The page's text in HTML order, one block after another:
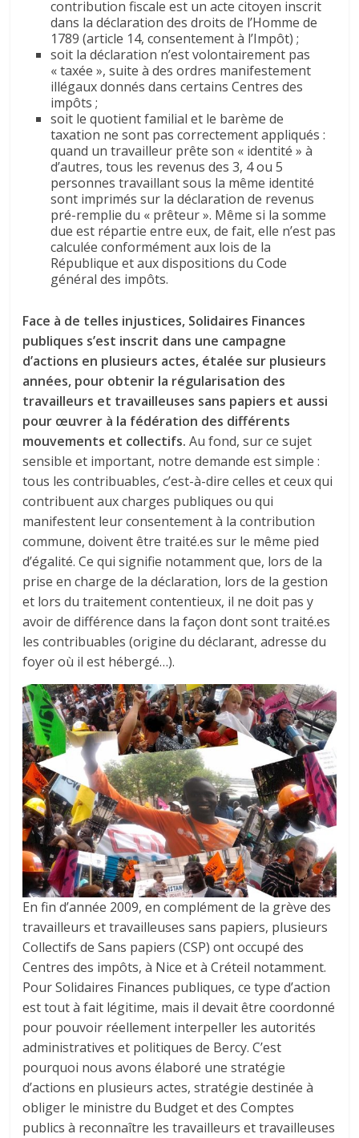
contribution fiscale est un acte citoyen inscrit
dans la déclaration des droits de l’Homme de
1789 (article 14, consentement à l’Impôt) ;
soit la déclaration n’est volontairement pas
« taxée », suite à des ordres manifestement
illégaux donnés dans certains Centres des
impôts ;
soit le quotient familial et le barème de
taxation ne sont pas correctement appliqués :
quand un travailleur prête son « identité » à
d’autres, tous les revenus des 3, 4 ou 5
personnes travaillant sous la même identité
sont imprimés sur la déclaration de revenus
pré-remplie du « prêteur ». Même si la somme
due est répartie entre eux, de fait, elle n’est pas
calculée conformément aux lois de la
République et aux dispositions du Code
général des impôts.
Face à de telles injustices, Solidaires Finances
publiques s’est inscrit dans une campagne
d’actions en plusieurs actes, étalée sur plusieurs
années, pour obtenir la régularisation des
travailleurs et travailleuses sans papiers et aussi
pour œuvrer à la fédération des différents
mouvements et collectifs. Au fond, sur ce sujet
sensible et important, notre demande est simple :
tous les contribuables, c’est-à-dire celles et ceux qui
contribuent aux charges publiques ou qui
manifestent leur consentement à la contribution
commune, doivent être traité.es sur le même pied
d’égalité. Ce qui signifie notamment que, lors de la
prise en charge de la déclaration, lors de la gestion
et lors du traitement contentieux, il ne doit pas y
avoir de différence dans la façon dont sont traité.es
les contribuables (origine du déclarant, adresse du
foyer où il est hébergé…).
En fin d’année 2009, en complément de la grève des
travailleurs et travailleuses sans papiers, plusieurs
Collectifs de Sans papiers (CSP) ont occupé des
Centres des impôts, à Nice et à Créteil notamment.
Pour Solidaires Finances publiques, ce type d’action
est tout à fait légitime, mais il devait être coordonné
pour pouvoir réellement interpeller les autorités
administratives et politiques de Bercy. C’est
pourquoi nous avons élaboré une stratégie
d’actions en plusieurs actes, stratégie destinée à
obliger le ministre du Budget et des Comptes
publics à reconnaître les travailleurs et travailleuses